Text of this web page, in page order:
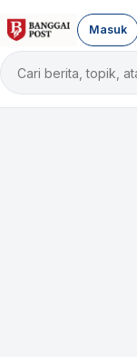
Cari
berita
Masuk